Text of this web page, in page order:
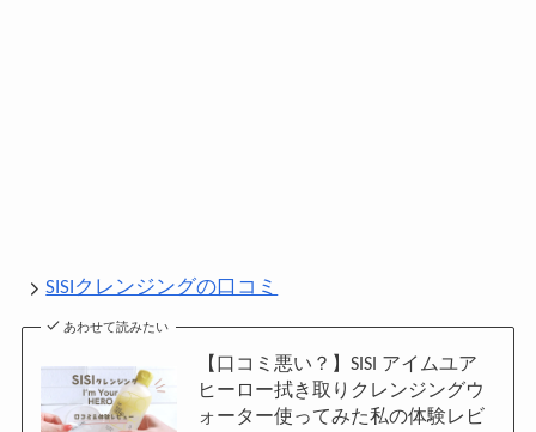
SISIクレンジングの口コミ
あわせて読みたい
【口コミ悪い？】SISI アイムユア
ヒーロー拭き取りクレンジングウ
ォーター使ってみた私の体験レビ